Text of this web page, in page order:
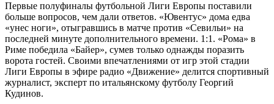
Первые полуфиналы футбольной Лиги Европы поставили
больше вопросов, чем дали ответов. «Ювентус» дома едва
«унес ноги», отыгравшись в матче против «Севильи» на
последней минуте дополнительного времени. 1:1. «Рома» в
Риме победила «Байер», сумев только однажды поразить
ворота гостей. Своими впечатлениями от игр этой стадии
Лиги Европы в эфире радио «Движение» делится спортивный
журналист, эксперт по итальянскому футболу Георгий
Кудинов.